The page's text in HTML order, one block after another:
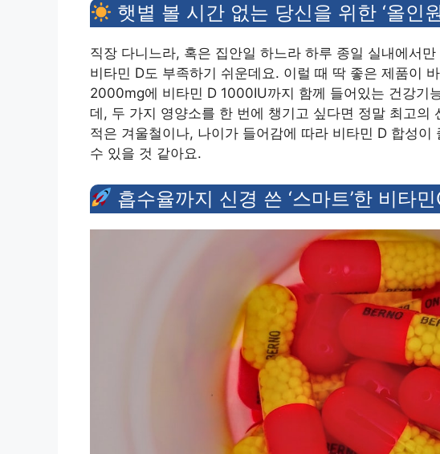
햇볕 볼 시간 없는 당신을 위한 ‘올인
직장 다니느라, 혹은 집안일 하느라 하루 종일 실내에서
비타민 D도 부족하기 쉬운데요. 이럴 때 딱 좋은 제품이
2000mg에 비타민 D 1000IU까지 함께 들어있는 건강기
데, 두 가지 영양소를 한 번에 챙기고 싶다면 정말 최고의
적은 겨울철이나, 나이가 들어감에 따라 비타민 D 합성
수 있을 것 같아요.
흡수율까지 신경 쓴 ‘스마트’한 비타민